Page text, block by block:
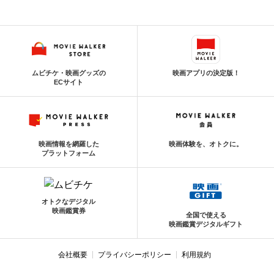
ムビチケ・映画グッズの
ECサイト
映画アプリの決定版！
映画情報を網羅した
プラットフォーム
映画体験を、オトクに。
オトクなデジタル
映画鑑賞券
全国で使える
映画鑑賞デジタルギフト
会社概要 プライバシーポリシー 利用規約